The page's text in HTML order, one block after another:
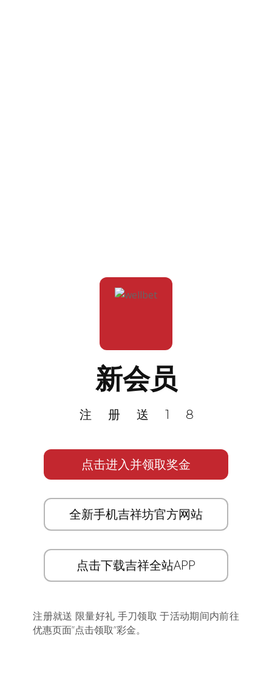
新会员
注册送18
点击进入并领取奖金
全新手机吉祥坊官方网站
点击下载吉祥全站APP
注册就送 限量好礼 手刀领取 于活动期间内前往
优惠页面”点击领取”彩金。